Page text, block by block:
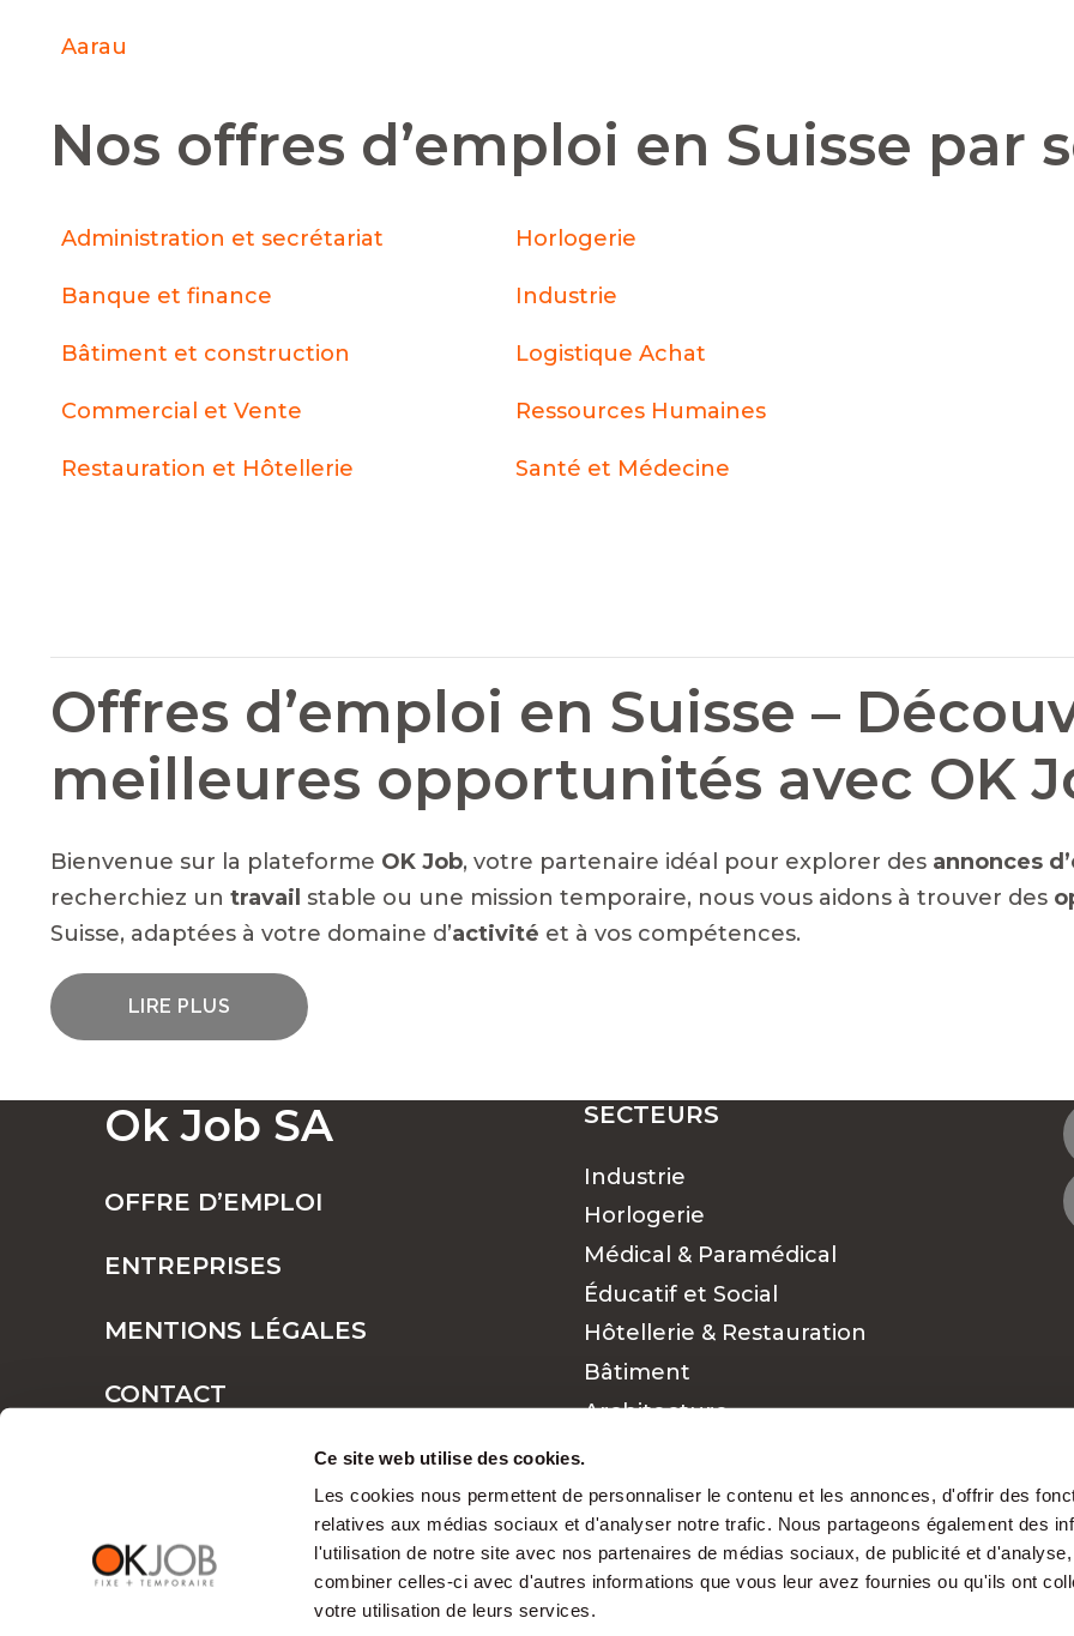
Ce site web utilise des cookies.
Les cookies nous permettent de personnaliser le contenu et les annonces, d'offrir des
relatives aux médias sociaux et d'analyser notre trafic. Nous partageons également des
l'utilisation de notre site avec nos partenaires de médias sociaux, de publicité et
combiner celles-ci avec d'autres informations que vous leur avez fournies ou qu'ils ont
votre utilisation de leurs services.
Aarau
Nos offres d’emploi en Suisse par
Administration et secrétariat Horlogerie
Banque et finance Industrie
Bâtiment et construction Logistique Achat
Commercial et Vente Ressources Humaines
Restauration et Hôtellerie Santé et Médecine
Offres d’emploi en Suisse –
meilleures opportunités avec OK
Bienvenue sur la plateforme OK Job, votre partenaire idéal pour explorer des annonces
recherchiez un travail stable ou une mission temporaire, nous vous aidons à trouver des
Suisse, adaptées à votre domaine d’activité et à vos compétences.
LIRE PLUS
POSTES FIXES OU TEMPORAIRES : TROUVEZ LE TRAVAIL QUI VOUS CONVIENT
POURQUOI CHOISIR OK JOB POUR VOS RECHERCHES D'EMPLOIS ?
Des opportunités pour chaque
professionnel
Chez OK Job, nous croyons que chaque talent mérite d’être reconnu. Grâce à notre
compréhension approfondie des
fonctions et des besoins des entreprises, nous
Ok Job SA
OFFRE D’EMPLOI
ENTREPRISES
MENTIONS LÉGALES
CONTACT
SECTEURS
Industrie
Horlogerie
Médical & Paramédical
Éducatif et Social
Hôtellerie & Restauration
Bâtiment
Architecture
Finance
Cadres